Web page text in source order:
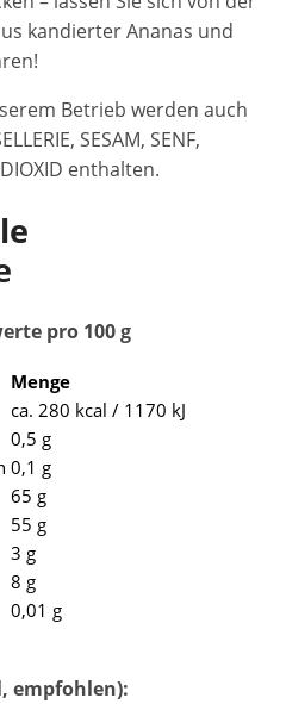
kandierter Ananas und
Betrieb werden auch
SESAM, SENF,
enthalten.
pro 100 g
Menge
ca. 280 kcal / 1170 kJ
0,5 g
0,1 g
65 g
55 g
3 g
8 g
0,01 g
empfohlen):